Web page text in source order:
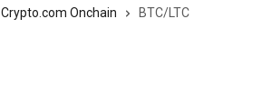
Crypto.com Onchain BTC/LTC